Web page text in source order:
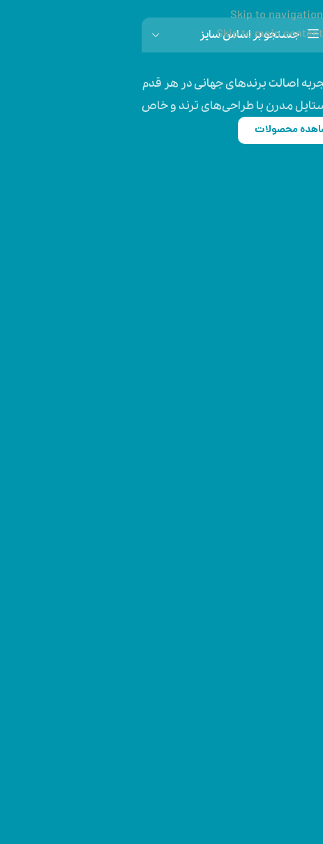
Skip to navigation
Skip to main content
جستجو بر اساس سایز
اورجینال؛ ترکیب اصالت، کیفیت و استایل
متفاوت برای عاشقان استایل اسپرت
اصالت برندهای جهانی در هر قدم
مدرن با طراحی‌های ترند و خاص
محصولات